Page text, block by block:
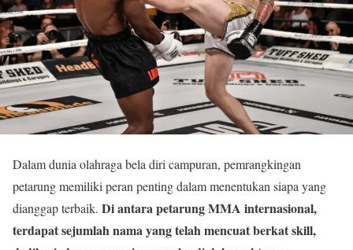
Dalam dunia olahraga bela diri campuran, pemrangkingan
petarung memiliki peran penting dalam menentukan siapa yang
dianggap terbaik. Di antara petarung MMA internasional,
terdapat sejumlah nama yang telah mencuat berkat skill,